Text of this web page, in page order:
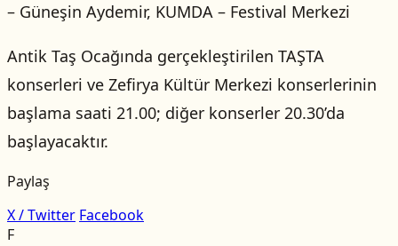
– Güneşin Aydemir, KUMDA – Festival Merkezi
Antik Taş Ocağında gerçekleştirilen TAŞTA
konserleri ve Zefirya Kültür Merkezi konserlerinin
başlama saati 21.00; diğer konserler 20.30’da
başlayacaktır.
Paylaş
X / Twitter Facebook
F